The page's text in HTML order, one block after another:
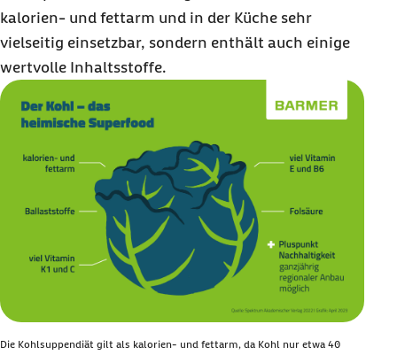
kalorien- und fettarm und in der Küche sehr
vielseitig einsetzbar, sondern enthält auch einige
wertvolle Inhaltsstoffe.
Die Kohlsuppendiät gilt als kalorien- und fettarm, da Kohl nur etwa 40